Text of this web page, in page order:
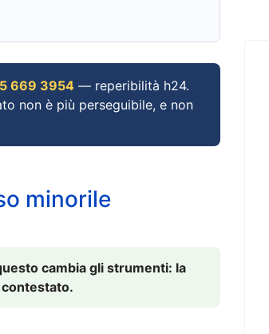
669 3954 — reperibilità h24.
non è più perseguibile, e non
minorile
cambia gli strumenti: la
contestato.